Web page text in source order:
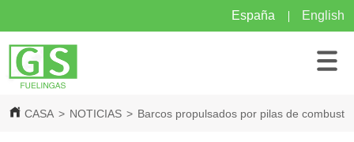
España English
CASA > NOTICIAS > Barcos propulsados por pilas de